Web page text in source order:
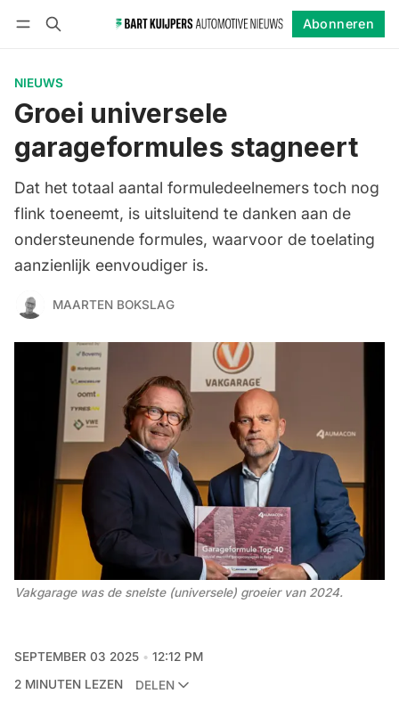
Abonneren
NIEUWS
Groei universele
garageformules stagneert
Dat het totaal aantal formuledeelnemers toch nog
flink toeneemt, is uitsluitend te danken aan de
ondersteunende formules, waarvoor de toelating
aanzienlijk eenvoudiger is.
MAARTEN BOKSLAG
Vakgarage was de snelste (universele) groeier van 2024.
SEPTEMBER 03 2025
12:12 PM
2 MINUTEN LEZEN
DELEN